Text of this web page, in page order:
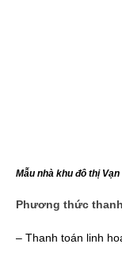
Mẫu nhà khu đô thị Vạn
Phương thức
– Thanh toán linh